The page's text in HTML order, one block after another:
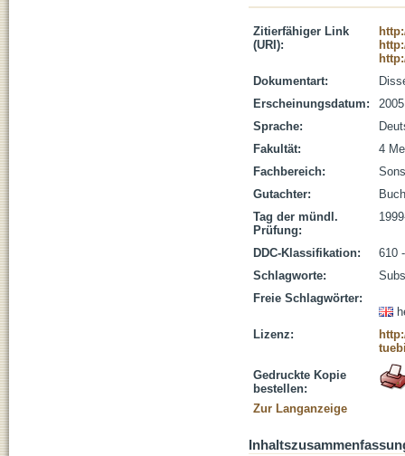
Zitierfähiger Link
(URI):
Dokumentart:
Erscheinungsdatum:
2005
Sprache:
Fakultät:
4
Fachbereich:
Gutachter:
Tag der mündl.
Prüfung:
DDC-Klassifikation:
610
Schlagworte:
Freie Schlagwörter:
Lizenz:
Gedruckte Kopie
bestellen:
Zur Langanzeige